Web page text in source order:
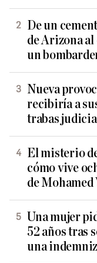
De un
de Arizona
un
Nueva
recibiría a
trabas
El misterio
cómo vive
de
Una mujer
52 años tras
una